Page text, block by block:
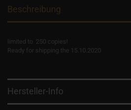
Beschreibung
limited to 250 copies!
Ready for shipping the 15.10.2020
Hersteller-Info